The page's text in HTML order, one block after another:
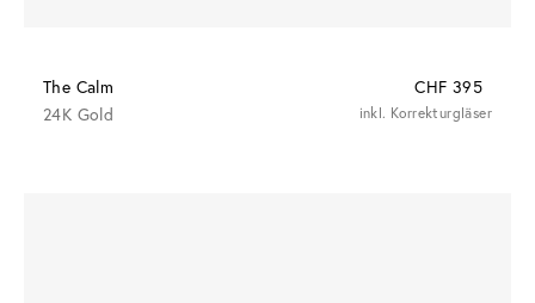
The Calm
CHF 395
24K Gold
inkl. Korrekturgläser